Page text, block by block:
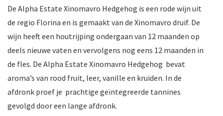
De Alpha Estate Xinomavro Hedgehog is een rode wijn uit
de regio Florina en is gemaakt van de Xinomavro druif. De
wijn heeft een houtrijping ondergaan van 12 maanden op
deels nieuwe vaten en vervolgens nog eens 12 maanden in
de fles. De Alpha Estate Xinomavro Hedgehog bevat
aroma’s van rood fruit, leer, vanille en kruiden. In de
afdronk proef je prachtige geïntegreerde tannines
gevolgd door een lange afdronk.